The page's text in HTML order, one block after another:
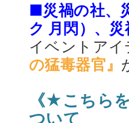
■災禍の社、
ク 月閃）、
イベントアイ
の猛毒器官』
《★こちら
ついて